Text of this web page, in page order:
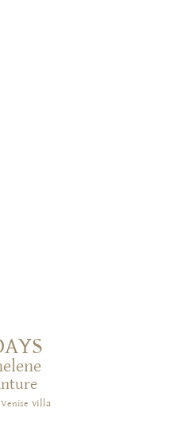
Venise villa